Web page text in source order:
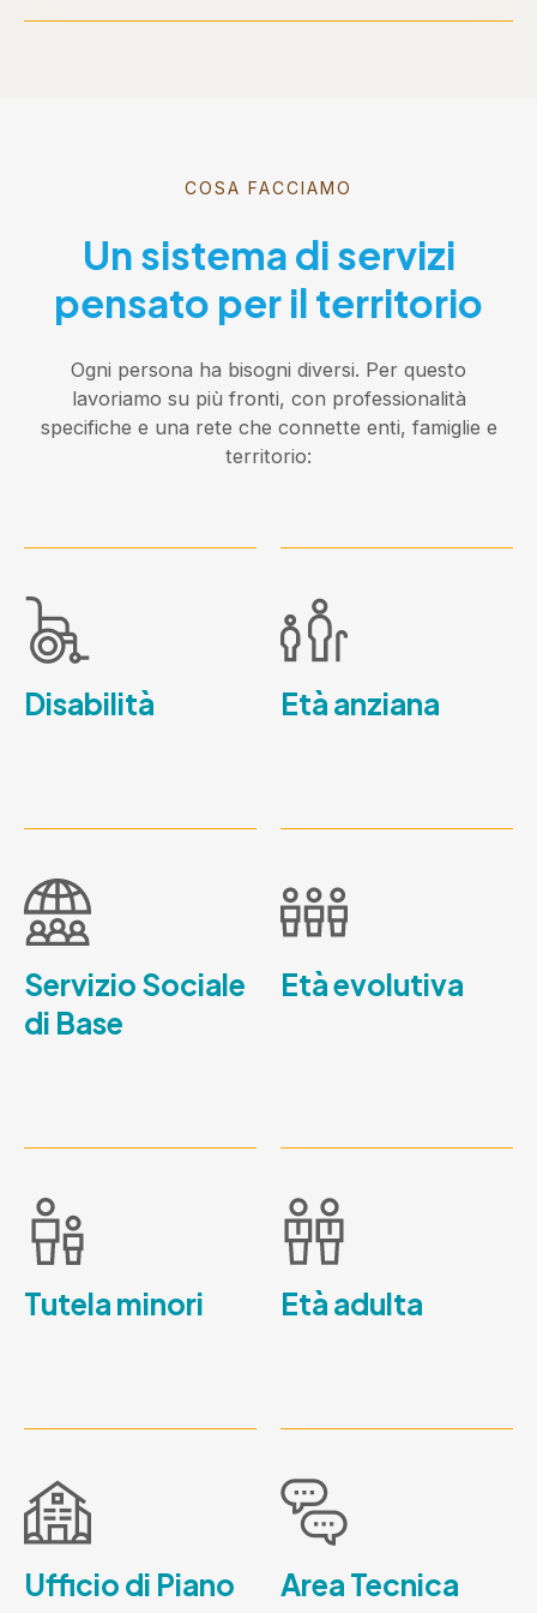
COSA FACCIAMO
Un sistema di servizi
pensato per il territorio
Ogni persona ha bisogni diversi. Per questo
lavoriamo su più fronti, con professionalità
specifiche e una rete che connette enti, famiglie e
territorio:
Disabilità Età anziana
Servizio Sociale
di Base
Età evolutiva
Tutela minori Età adulta
Ufficio di Piano Area Tecnica